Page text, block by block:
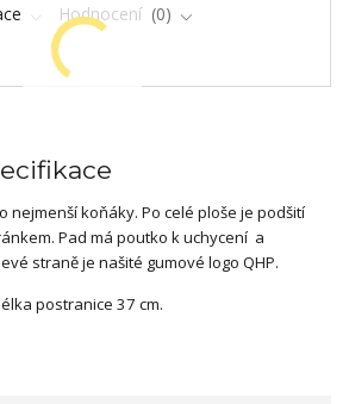
Hodnocení
0
nejmenší koňáky. Po celé ploše je podšití
Pad má poutko k uchycení a
straně je našité gumové logo QHP.
postranice 37 cm.